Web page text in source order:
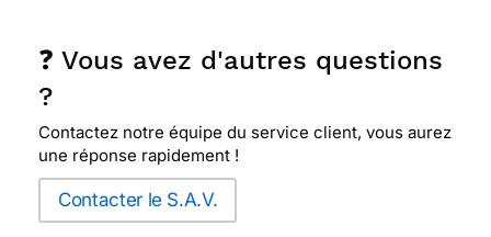
❓ Vous avez d'autres questions
?
Contactez notre équipe du service client, vous aurez
une réponse rapidement !
Contacter le S.A.V.